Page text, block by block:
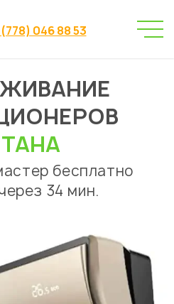
046 88 53
центр
→
Астана
→
→
кондиционеров
бесплатно
34 мин.